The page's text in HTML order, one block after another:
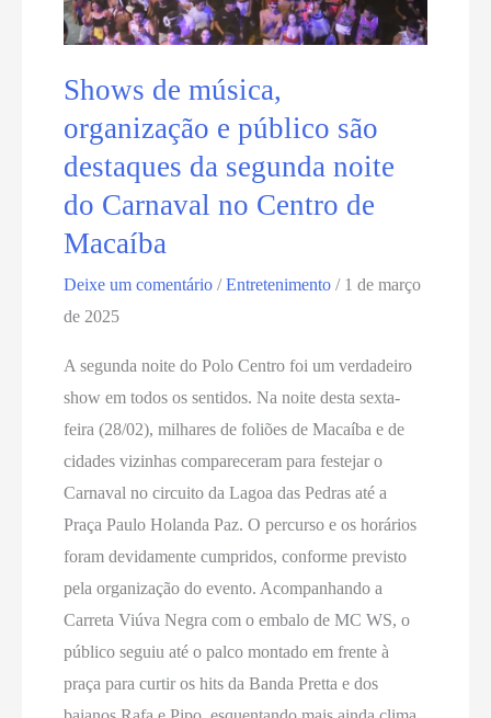
Shows de música,
organização e público são
destaques da segunda noite
do Carnaval no Centro de
Macaíba
Deixe um comentário /Entretenimento / 1 de março
de 2025
A segunda noite do Polo Centro foi um verdadeiro
show em todos os sentidos. Na noite desta sexta-
feira (28/02), milhares de foliões de Macaíba e de
cidades vizinhas compareceram para festejar o
Carnaval no circuito da Lagoa das Pedras até a
Praça Paulo Holanda Paz. O percurso e os horários
foram devidamente cumpridos, conforme previsto
pela organização do evento. Acompanhando a
Carreta Viúva Negra com o embalo de MC WS, o
público seguiu até o palco montado em frente à
praça para curtir os hits da Banda Pretta e dos